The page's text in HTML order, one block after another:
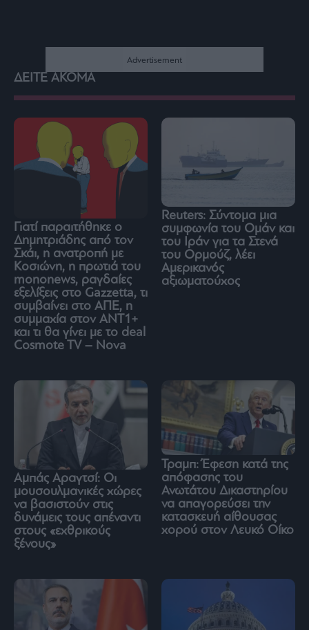
ΔΕΙΤΕ ΑΚΟΜΑ
Γιατί παραιτήθηκε ο
Δημητριάδης από τον
Σκάι, η ανατροπή με
Κοσιώνη, η πρωτιά του
mononews, ραγδαίες
εξελίξεις στο Gazzetta, τι
συμβαίνει στο ΑΠΕ, η
συμμαχία στον ΑΝΤ1+
και τι θα γίνει με το deal
Cosmote TV – Nova
Reuters: Σύντομα μια
συμφωνία του Ομάν και
του Ιράν για τα Στενά
του Ορμούζ, λέει
Αμερικανός
αξιωματούχος
Αμπάς Αραγτσί: Οι
μουσουλμανικές χώρες
να βασιστούν στις
δυνάμεις τους απέναντι
στους «εχθρικούς
ξένους»
Τραμπ: Έφεση κατά της
απόφασης του
Ανωτάτου Δικαστηρίου
να απαγορεύσει την
κατασκευή αίθουσας
χορού στον Λευκό Οίκο